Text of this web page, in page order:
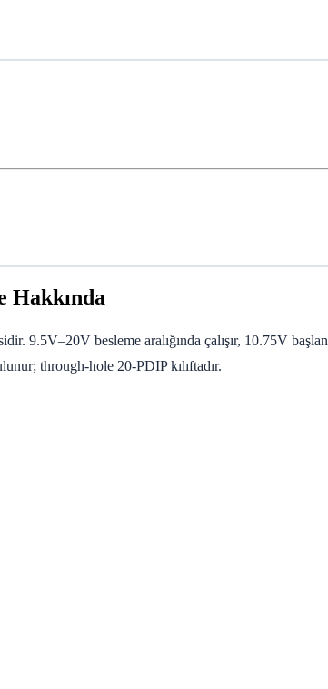
Hakkında
besleme aralığında çalışır, 10.75V
through-hole 20-PDIP kılıftadır.